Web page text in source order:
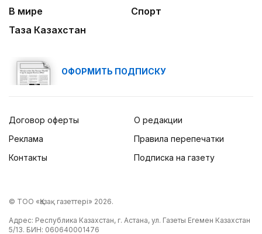
В мире
Спорт
Таза Казахстан
ОФОРМИТЬ ПОДПИСКУ
Договор оферты
Реклама
Контакты
О редакции
Правила перепечатки
Подписка на газету
© ТОО «Қазақ газеттері» 2026.
Адрес: Республика Казахстан, г. Астана, ул. Газеты Егемен Казахстан
5/13. БИН: 060640001476